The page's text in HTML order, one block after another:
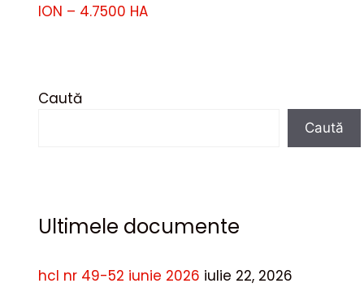
ION – 4.7500 HA
Caută
Caută
Ultimele documente
hcl nr 49-52 iunie 2026 iulie 22, 2026